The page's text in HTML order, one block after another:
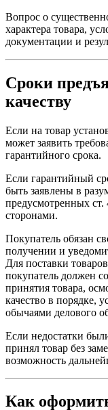
Вопрос о
характера товара,
документации и
Сроки
качеству
Если на товар
может заявить
гарантийного срока.
Если гарантийный
быть заявлены в
предусмотренных
сторонами.
Покупатель обязан
получении и
Для поставки
покупатель должен
принятия товара,
качество в порядке,
обычаями делового
Если недостатки
принял товар без
возможность
Как